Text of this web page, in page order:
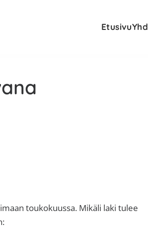
Etusivu
toukokuussa. Mikäli laki tulee